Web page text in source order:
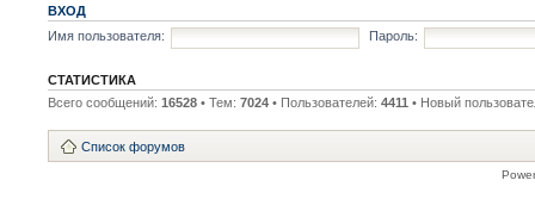
ВХОД
Имя пользователя:
Пароль:
СТАТИСТИКА
Всего сообщений: 16528 • Тем: 7024 • Пользователей: 4411 • Новый
Список форумов